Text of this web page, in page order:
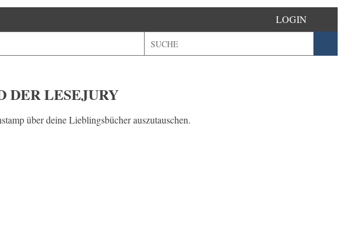
LOGIN
LESEJURY
über deine Lieblingsbücher auszutauschen.